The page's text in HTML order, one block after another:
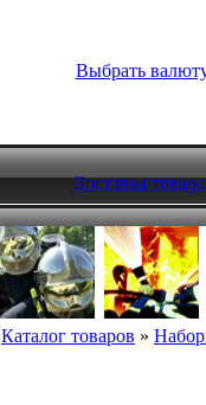
Выбрать
Доставка товара
Каталог товаров »